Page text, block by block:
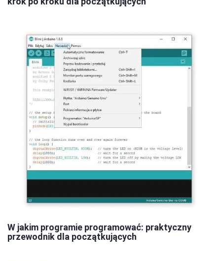
W jakim programie programować: praktyczny
przewodnik dla początkujących